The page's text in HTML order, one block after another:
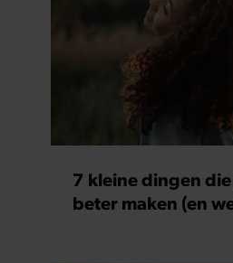
7 kleine dingen
beter maken (en